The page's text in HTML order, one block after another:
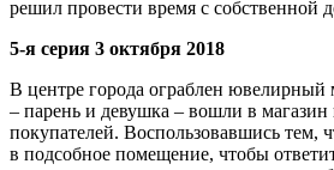
решил провести время с собственной
5-я серия 3 октября 2018
В центре города ограблен ювелирный
– парень и девушка – вошли в
покупателей. Воспользовавшись тем,
в подсобное помещение, чтобы